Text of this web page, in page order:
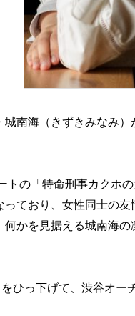
南海（きずきみなみ
トの「特命刑事カクホ
っており、女性同士の
何かを見据える城南海
ひっ下げて、渋谷オ